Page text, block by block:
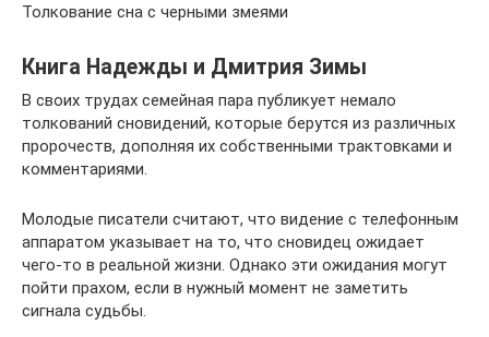
Толкование сна с черными змеями
Книга Надежды и Дмитрия Зимы
В своих трудах семейная пара публикует немало
толкований сновидений, которые берутся из различных
пророчеств, дополняя их собственными трактовками и
комментариями.
Молодые писатели считают, что видение с телефонным
аппаратом указывает на то, что сновидец ожидает
чего-то в реальной жизни. Однако эти ожидания могут
пойти прахом, если в нужный момент не заметить
сигнала судьбы.